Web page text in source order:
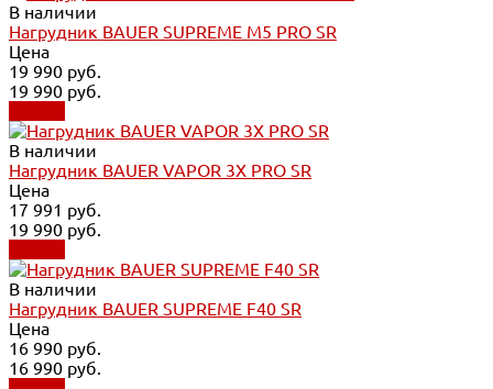
В наличии
Нагрудник BAUER SUPREME M5 PRO SR
Цена
19 990 руб.
19 990 руб.
В наличии
Нагрудник BAUER VAPOR 3X PRO SR
Цена
17 991 руб.
19 990 руб.
В наличии
Нагрудник BAUER SUPREME F40 SR
Цена
16 990 руб.
16 990 руб.